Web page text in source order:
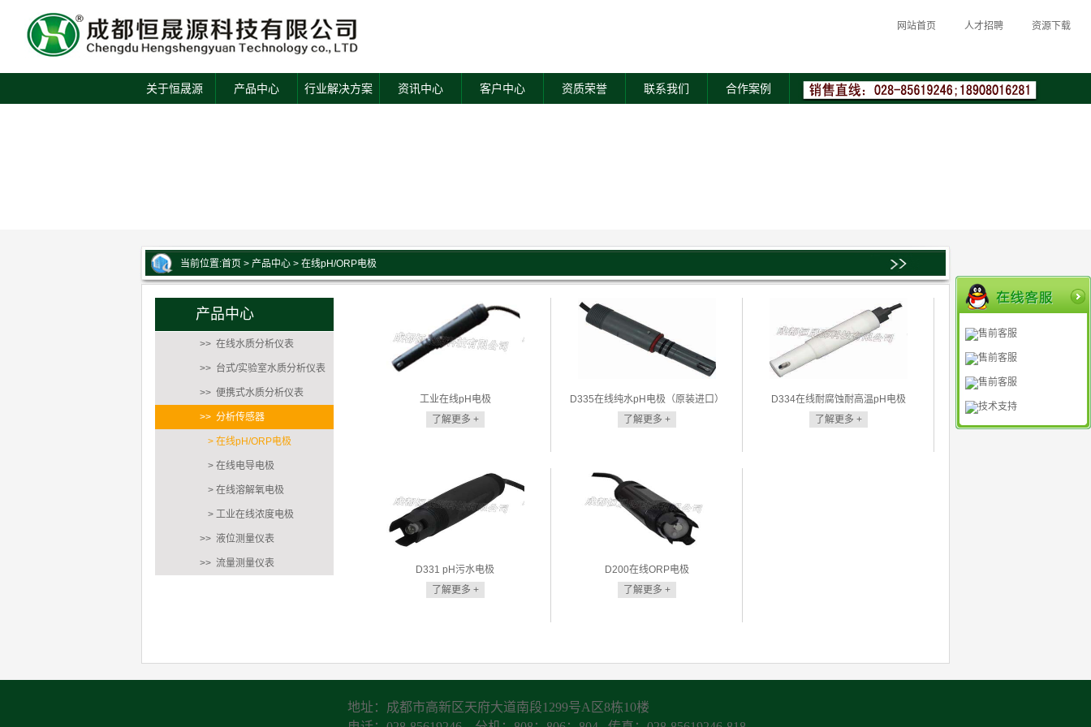
网站首页 人才招聘 资源下载
关于恒晟源 产品中心 行业解决方案 资讯中心 客户中心 资质荣誉 联系我们 合作案例
当前位置:首页 > 产品中心 > 在线pH/ORP电极
产品中心
>> 在线水质分析仪表
>> 台式/实验室水质分析仪表
>> 便携式水质分析仪表
>> 分析传感器
> 在线pH/ORP电极
> 在线电导电极
> 在线溶解氧电极
> 工业在线浓度电极
>> 液位测量仪表
>> 流量测量仪表
工业在线pH电极
了解更多 +
D335在线纯水pH电极（原装进口）
了解更多 +
D334在线耐腐蚀耐高温pH电极
了解更多 +
D331 pH污水电极
了解更多 +
D200在线ORP电极
了解更多 +
售前客服
售前客服
售前客服
技术支持
地址：成都市高新区天府大道南段1299号A区8栋10楼